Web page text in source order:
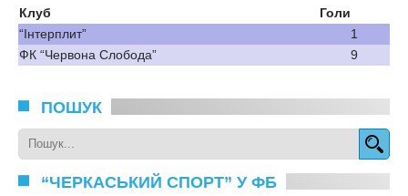
Клуб
Голи
“Інтерплит”
1
ФК “Червона Слобода”
9
ПОШУК
“ЧЕРКАСЬКИЙ СПОРТ” У ФБ